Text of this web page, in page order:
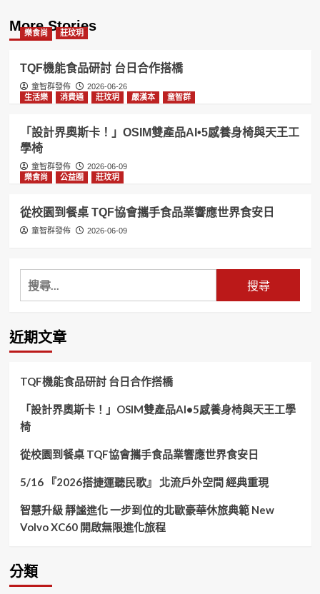
More Stories
樂食尚 莊玟玥
TQF機能食品研討 台日合作搭橋
童智群發佈
2026-06-26
生活樂
消費通 莊玟玥 嚴漢本 童智群
「設計界奧斯卡！」OSIM雙產品AI•5感養身椅與天王工
學椅
童智群發佈
2026-06-09
樂食尚
公益圈 莊玟玥
從校園到餐桌 TQF協會攜手食品業響應世界食安日
童智群發佈 2026-06-09
搜
尋
鍵
字:
近期文章
TQF機能食品研討 台日合作搭橋
「設計界奧斯卡！」OSIM雙產品AI•5感養身椅與天王工學
椅
從校園到餐桌 TQF協會攜手食品業響應世界食安日
5/16 『2026搭捷運聽民歌』 北流戶外空間 經典重現
智慧升級 靜謐進化 一步到位的北歐豪華休旅典範 New
Volvo XC60 開啟無限進化旅程
分類